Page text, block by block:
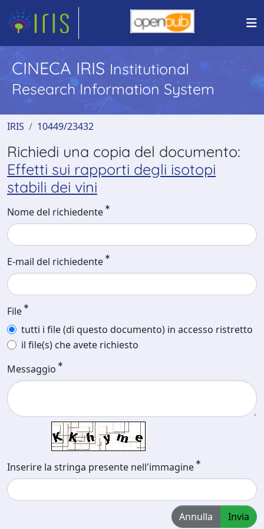
CINECA IRIS Institutional
Research Information System
IRIS 10449/23432
Richiedi una copia del documento:
Effetti sui rapporti degli isotopi
stabili dei vini
Nome del richiedente
E-mail del richiedente
File
tutti i file (di questo documento) in accesso ristretto
il file(s) che avete richiesto
Messaggio
Inserire la stringa presente nell'immagine
Annulla Invia